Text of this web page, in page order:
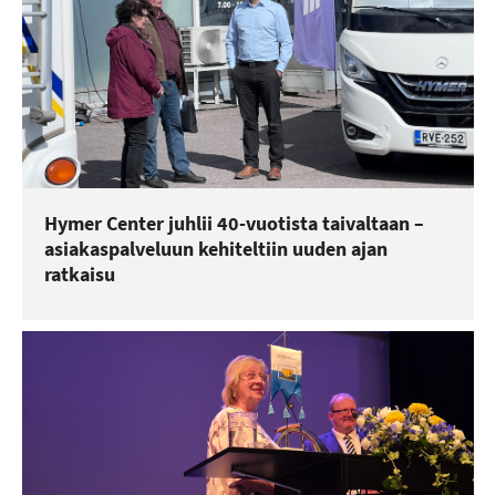
Hymer Center juhlii 40-vuotista taivaltaan –
asiakaspalveluun kehiteltiin uuden ajan
ratkaisu